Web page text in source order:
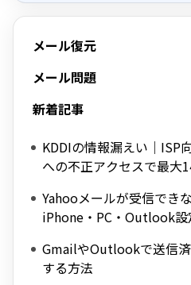
メール復元
メール問題
新着記事
KDDIの情報漏えい｜ISP
への不正アクセスで最大
Yahooメールが受信でき
iPhone・PC・Outlook
GmailやOutlookで送信
する方法